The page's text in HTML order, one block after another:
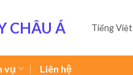
CHÂU Á Tiếng Việt
vụ Liên hệ